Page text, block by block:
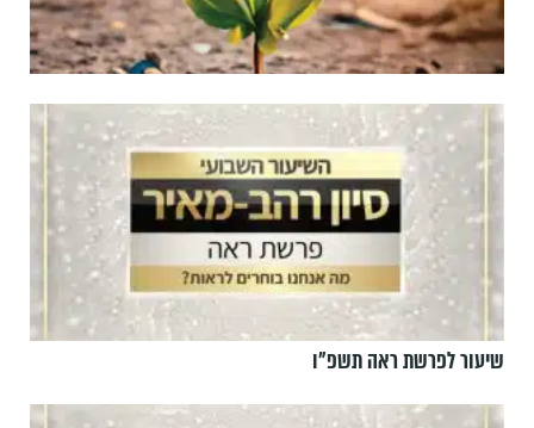
שיעור לפרשת ראה תשפ"ו